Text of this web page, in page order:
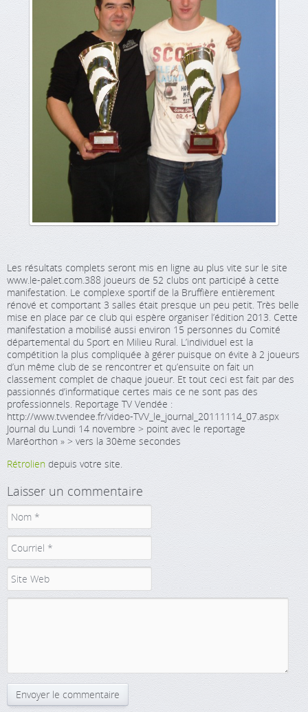
Les résultats complets seront mis en ligne au plus vite sur le site
www.le-palet.com.388 joueurs de 52 clubs ont participé à cette
manifestation. Le complexe sportif de la Bruffière entièrement
rénové et comportant 3 salles était presque un peu petit. Très belle
mise en place par ce club qui espère organiser l’édition 2013. Cette
manifestation a mobilisé aussi environ 15 personnes du Comité
départemental du Sport en Milieu Rural. L’individuel est la
compétition la plus compliquée à gérer puisque on évite à 2 joueurs
d’un même club de se rencontrer et qu’ensuite on fait un
classement complet de chaque joueur. Et tout ceci est fait par des
passionnés d’informatique certes mais ce ne sont pas des
professionnels. Reportage TV Vendée :
http://www.tvvendee.fr/video-TVV_le_journal_20111114_07.aspx
Journal du Lundi 14 novembre > point avec le reportage
Maréorthon » > vers la 30ème secondes
Rétrolien depuis votre site.
Laisser un commentaire